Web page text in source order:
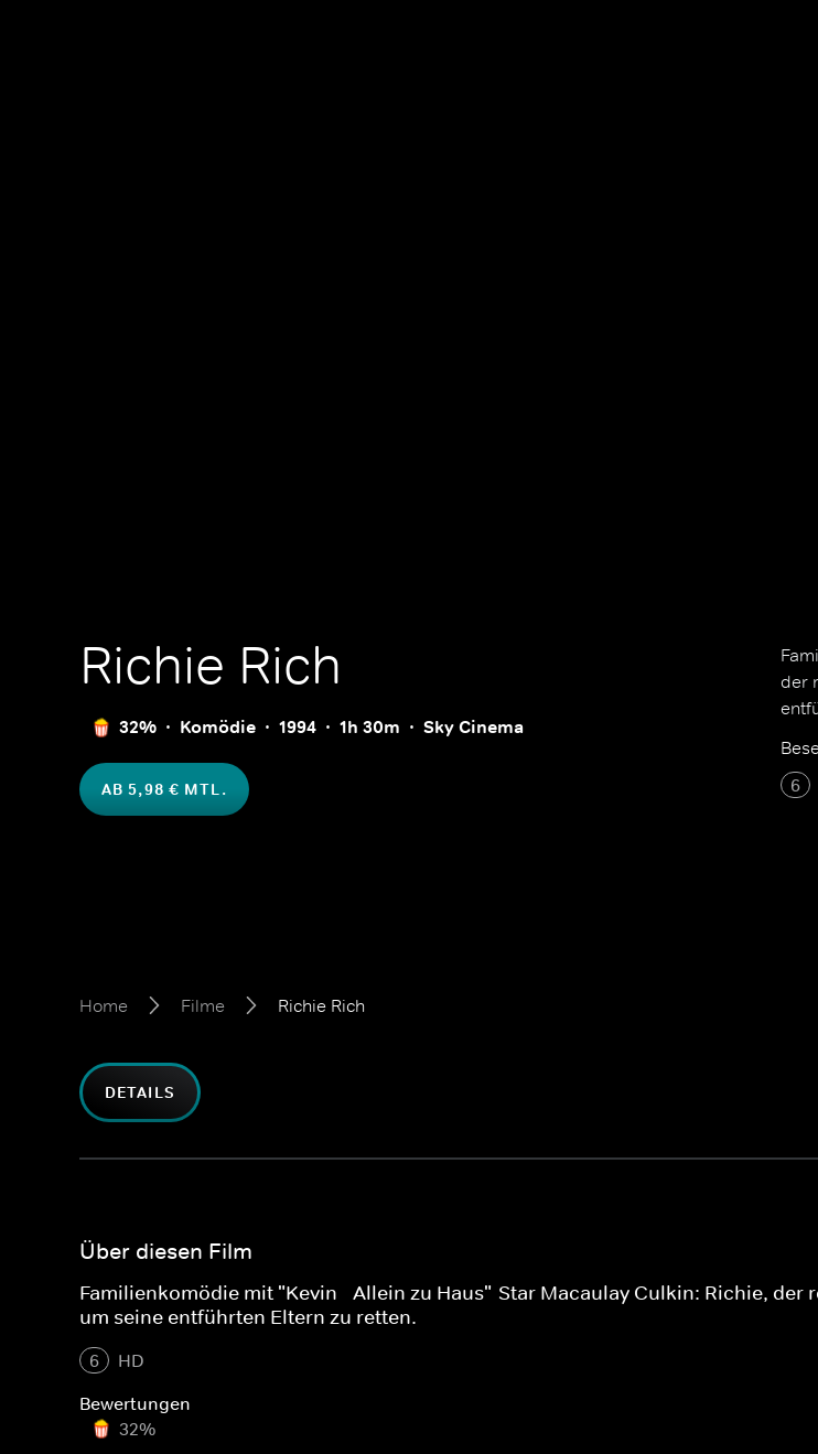
Richie Rich
32% Komödie 1994 1h 30m Sky Cinema
AB 5,98 € MTL.
der
6
Home Filme Richie Rich
DETAILS
Über diesen Film
Familienkomödie mit "Kevin - Allein zu Haus"-Star Macaulay Culkin: Richie,
um seine entführten Eltern zu retten.
6
HD
Bewertungen
32%